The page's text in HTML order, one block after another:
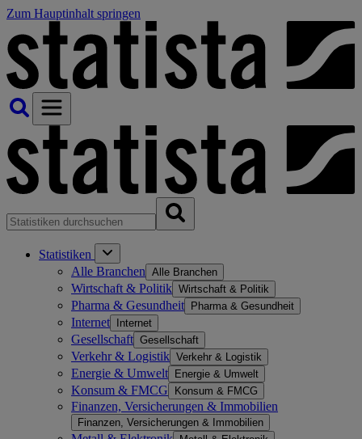
Zum Hauptinhalt springen
Statistiken
Alle Branchen Alle Branchen
Wirtschaft & Politik Wirtschaft & Politik
Pharma & Gesundheit Pharma & Gesundheit
Internet Internet
Gesellschaft Gesellschaft
Verkehr & Logistik Verkehr & Logistik
Energie & Umwelt Energie & Umwelt
Konsum & FMCG Konsum & FMCG
Finanzen, Versicherungen & Immobilien
Finanzen, Versicherungen & Immobilien